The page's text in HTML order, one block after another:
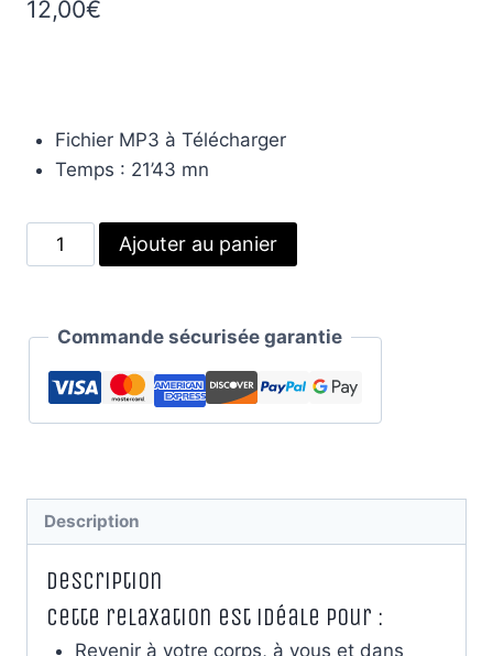
12,00€
Fichier MP3 à Télécharger
Temps : 21’43 mn
quantité
de
maladie
de
pathologie
Relaxation
guidée
Ajouter au panier
Commande sécurisée garantie
Description
Description
Cette relaxation est idéale pour :
Revenir à votre corps, à vous et dans